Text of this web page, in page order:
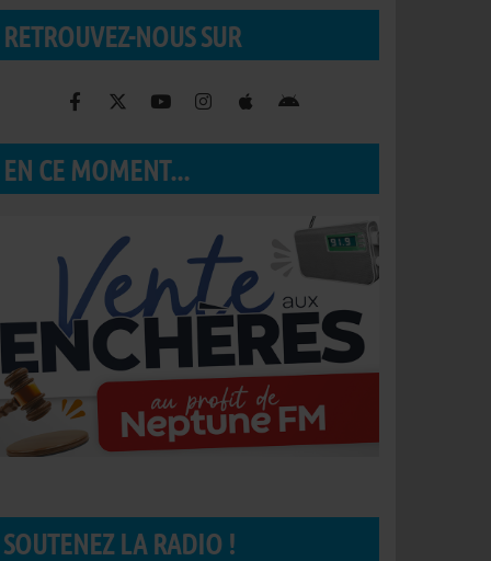
RETROUVEZ-NOUS SUR
EN CE MOMENT...
SOUTENEZ LA RADIO !